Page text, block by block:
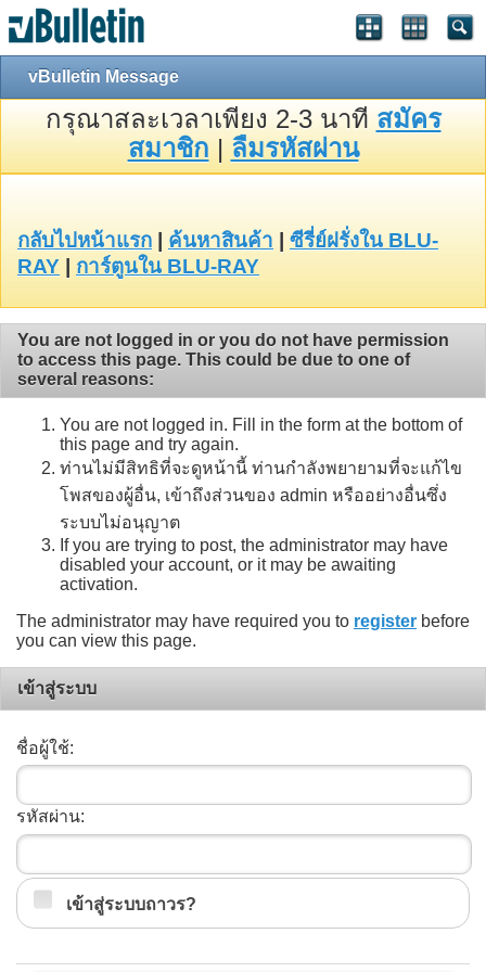
vBulletin Message
กรุณาสละเวลาเพียง 2-3 นาที สมัคร
สมาชิก | ลืมรหัสผ่าน
กลับไปหน้าแรก ค้นหาสินค้า
ซีรี่ย์ฝรั่งใน BLU-
RAY
การ์ตูนใน BLU-RAY
You are not logged in or you do not have permission
to access this page. This could be due to one of
several reasons:
You are not logged in. Fill in the form at the bottom of
this page and try again.
ท่านไม่มีสิทธิที่จะดูหน้านี้ ท่านกำลังพยายามที่จะแก้ไข
โพสของผู้อื่น, เข้าถึงส่วนของ admin หรืออย่างอื่นซึ่ง
ระบบไม่อนุญาต
If you are trying to post, the administrator may have
disabled your account, or it may be awaiting
activation.
The administrator may have required you to register before
you can view this page.
เข้าสู่ระบบ
ชื่อผู้ใช้:
รหัสผ่าน:
เข้าสู่ระบบถาวร?